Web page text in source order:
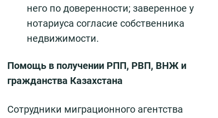
него по доверенности; заверенное у
нотариуса согласие собственника
недвижимости.
Помощь в получении РПП, РВП, ВНЖ и
гражданства Казахстана
Сотрудники миграционного агентства